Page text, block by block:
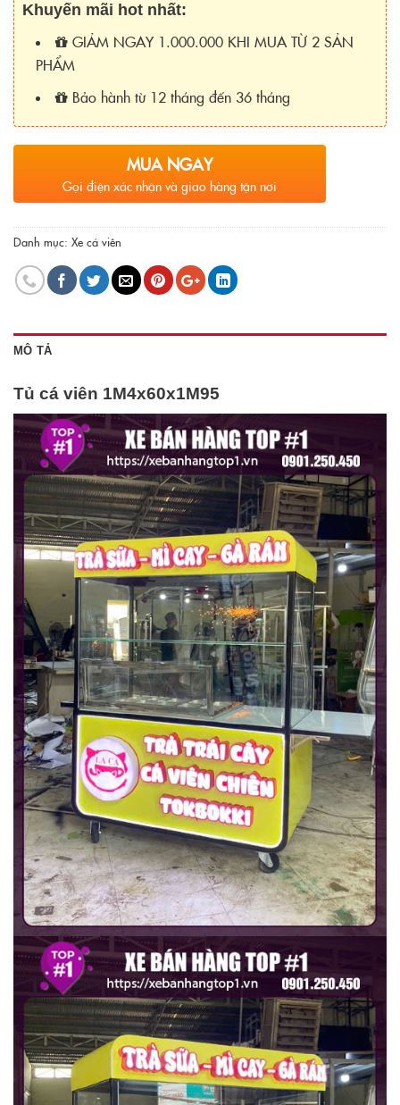
Khuyến mãi hot nhất:
GIẢM NGAY 1.000.000 KHI MUA TỪ 2 SẢN
PHẨM
Bảo hành từ 12 tháng đến 36 tháng
MUA NGAY
Gọi điện xác nhận và giao hàng tận nơi
Danh mục: Xe cá viên
MÔ TẢ
Tủ cá viên 1M4x60x1M95